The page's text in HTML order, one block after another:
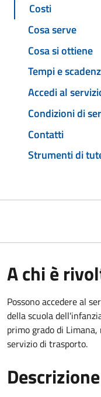
Costi
Cosa serve
Cosa si ottiene
Tempi e
Accedi al
Condizioni di
Contatti
Strumenti di
A chi è
Possono accedere al
della scuola
primo grado di
servizio di trasporto.
Descrizione